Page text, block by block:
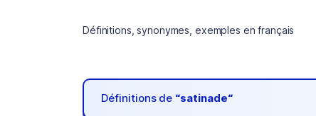
Définitions, synonymes, exemples en français
Définitions de “satinade“